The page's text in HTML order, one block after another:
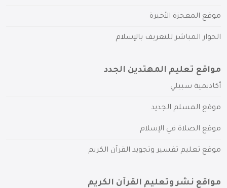
موقع المعجزة الأخيرة
الحوار المباشر للتعريف بالإسلام
مواقع تعليم المهتدين الجدد
أكاديمية سبيلي
موقع المسلم الجديد
موقع الصلاة في الإسلام
موقع تعليم تفسير وتجويد القرآن الكريم
مواقع نشر وتعليم القرآن الكريم